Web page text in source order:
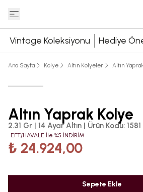
Vintage Koleksiyonu Hediye
Ana Sayfa Kolye Altın Kolyeler Altın
Altın Yaprak Kolye
2.31 Gr | 14 Ayar Altın | Ürün Kodu: 1581
EFT/HAVALE İle %5 İNDİRİM
₺ 24.924,00
Sepete Ekle